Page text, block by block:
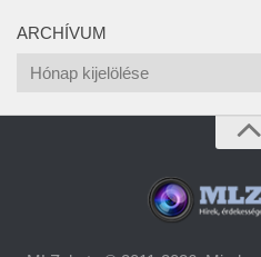
ARCHÍVUM
Archívum